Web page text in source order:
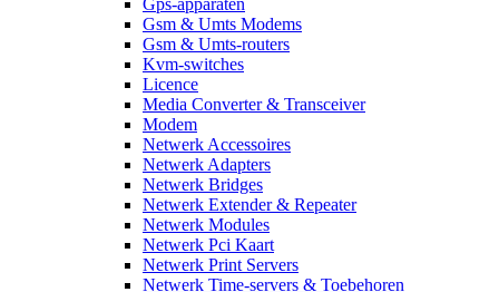
Gsm & Umts Modems
Gsm & Umts-routers
Kvm-switches
Licence
Media Converter & Transceiver
Modem
Netwerk Accessoires
Netwerk Adapters
Netwerk Bridges
Netwerk Extender & Repeater
Netwerk Modules
Netwerk Pci Kaart
Netwerk Print Servers
Netwerk Time-servers & Toebehoren